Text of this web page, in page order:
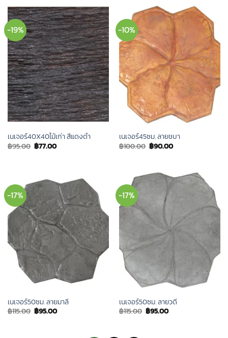
-19%
เนเจอร์40X40ไม้เก่า สีแดงดำ
฿95.00 Original
price
฿77.00Current
price
-10%
เนเจอร์45ซม. ลายชบา
฿100.00 Original
price
฿90.00Current
price
-17%
เนเจอร์50ซม. ลายมาลี
฿115.00 Original
price
฿95.00Current
-17%
เนเจอร์50ซม. ลายวดี
฿115.00 Original
price
฿95.00Current